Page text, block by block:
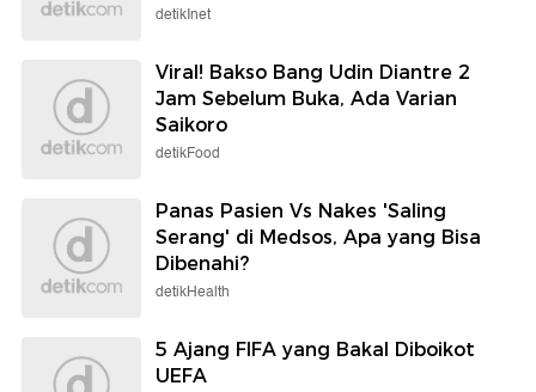
detikInet
Viral! Bakso Bang Udin Diantre 2
Jam Sebelum Buka, Ada Varian
Saikoro
detikFood
Panas Pasien Vs Nakes 'Saling
Serang' di Medsos, Apa yang Bisa
Dibenahi?
detikHealth
5 Ajang FIFA yang Bakal Diboikot
UEFA